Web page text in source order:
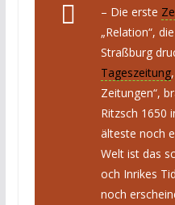
– Die erste
„Relation“,
Straßburg
Tageszeitung
Zeitungen“,
Ritzsch 1650
älteste noch
Welt ist das
och Inrikes
noch